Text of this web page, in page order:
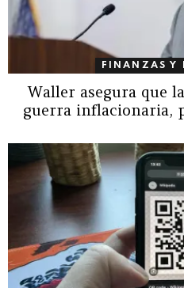
FINANZAS Y
Waller asegura que
guerra inflacionaria,